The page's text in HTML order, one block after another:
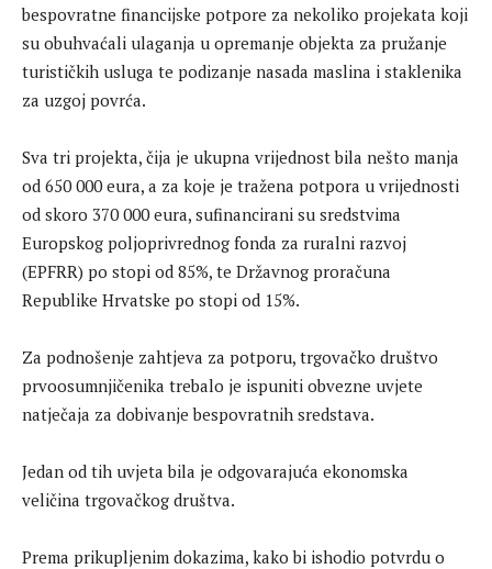
bespovratne financijske potpore za nekoliko projekata koji
su obuhvaćali ulaganja u opremanje objekta za pružanje
turističkih usluga te podizanje nasada maslina i staklenika
za uzgoj povrća.
Sva tri projekta, čija je ukupna vrijednost bila nešto manja
od 650 000 eura, a za koje je tražena potpora u vrijednosti
od skoro 370 000 eura, sufinancirani su sredstvima
Europskog poljoprivrednog fonda za ruralni razvoj
(EPFRR) po stopi od 85%, te Državnog proračuna
Republike Hrvatske po stopi od 15%.
Za podnošenje zahtjeva za potporu, trgovačko društvo
prvoosumnjičenika trebalo je ispuniti obvezne uvjete
natječaja za dobivanje bespovratnih sredstava.
Jedan od tih uvjeta bila je odgovarajuća ekonomska
veličina trgovačkog društva.
Prema prikupljenim dokazima, kako bi ishodio potvrdu o